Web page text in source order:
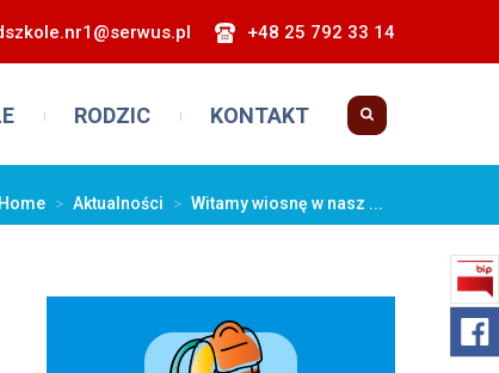
+48 25 792 33 14
RODZIC KONTAKT
Home > Aktualności > Witamy wiosnę w nasz ...